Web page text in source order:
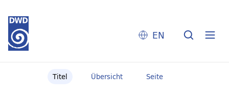
EN
Titel Übersicht Seite